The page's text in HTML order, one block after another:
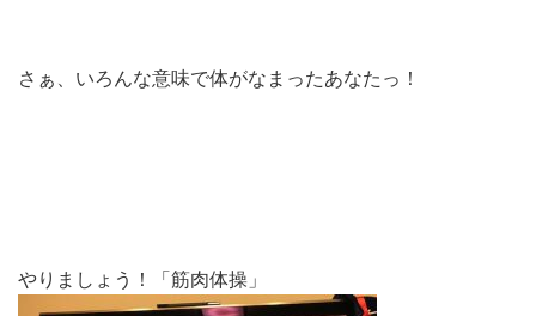
さぁ、いろんな意味で体がなまったあなたっ！
やりましょう！「筋肉体操」